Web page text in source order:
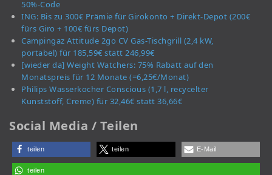
50%-Code
ING: Bis zu 300€ Prämie für Girokonto + Direkt-Depot (200€
fürs Giro + 100€ fürs Depot)
Campingaz Attitude 2go CV Gas-Tischgrill (2,4 kW,
portabel) für 185,59€ statt 246,99€
[wieder da] Weight Watchers: 75% Rabatt auf den
Monatspreis für 12 Monate (=6,25€/Monat)
Philips Wasserkocher Conscious (1,7 l, recycelter
Kunststoff, Creme) für 32,46€ statt 36,66€
Social Media / Teilen
teilen teilen E-Mail
teilen